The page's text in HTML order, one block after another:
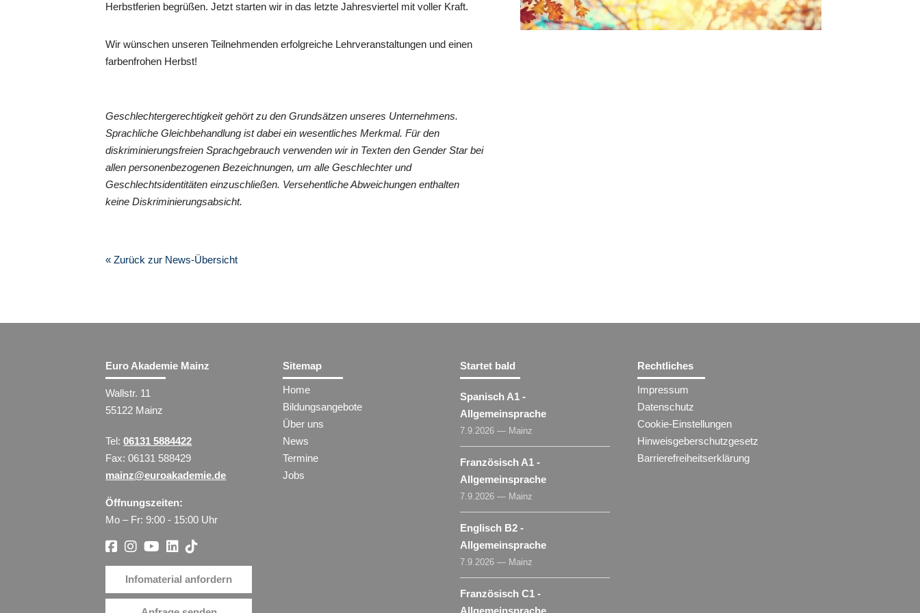
Herbstferien begrüßen. Jetzt starten wir in das letzte Jahresviertel mit voller Kraft.
Wir wünschen unseren Teilnehmenden erfolgreiche Lehrveranstaltungen und einen
farbenfrohen Herbst!
Geschlechtergerechtigkeit gehört zu den Grundsätzen unseres Unternehmens.
Sprachliche Gleichbehandlung ist dabei ein wesentliches Merkmal. Für den
diskriminierungsfreien Sprachgebrauch verwenden wir in Texten den Gender Star bei
allen personenbezogenen Bezeichnungen, um alle Geschlechter und
Geschlechtsidentitäten einzuschließen. Versehentliche Abweichungen enthalten
keine Diskriminierungsabsicht.
« Zurück zur News-Übersicht
Euro Akademie Mainz
Wallstr. 11
55122 Mainz
Tel:06131 5884422
Fax: 06131 588429
mainz@euroakademie.de
Öffnungszeiten:
Mo – Fr: 9:00 - 15:00 Uhr
Infomaterial anfordern
Sitemap
Home
Bildungsangebote
Über uns
News
Termine
Jobs
Startet bald
Spanisch A1 -
Allgemeinsprache
7.9.2026 — Mainz
Französisch A1 -
Allgemeinsprache
7.9.2026 — Mainz
Englisch B2 -
Allgemeinsprache
7.9.2026 — Mainz
Französisch C1 -
Allgemeinsprache
Rechtliches
Impressum
Datenschutz
Cookie-Einstellungen
Hinweisgeberschutzgesetz
Barrierefreiheitserklärung